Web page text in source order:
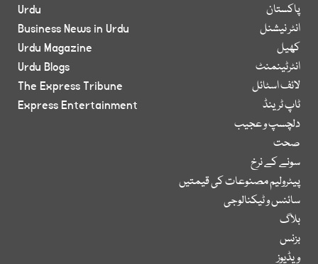
پاکستان
انٹر نیشنل
کھیل
انٹرٹینمنٹ
لائف اسٹائل
ٹاپ ٹرینڈ
دلچسپ و عجیب
صحت
سونے کے نرخ
پیٹرولیم مصنوعات کی قیمتیں
سائنس و ٹیکنالوجی
بلاگ
بزنس
ویڈیوز
Urdu
Business News in Urdu
Urdu Magazine
Urdu Blogs
The Express Tribune
Express Entertainment